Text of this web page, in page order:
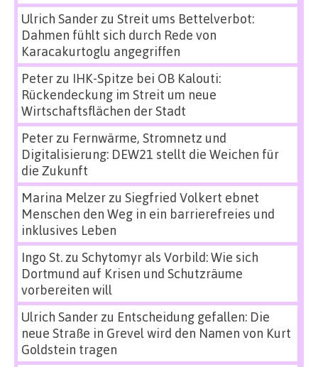
Ulrich Sanderzu Streit ums Bettelverbot:
Dahmen fühlt sich durch Rede von
Karacakurtoglu angegriffen
Peterzu IHK-Spitze bei OB Kalouti:
Rückendeckung im Streit um neue
Wirtschaftsflächen der Stadt
Peterzu Fernwärme, Stromnetz und
Digitalisierung: DEW21 stellt die Weichen für
die Zukunft
Marina Melzerzu Siegfried Volkert ebnet
Menschen den Weg in ein barrierefreies und
inklusives Leben
Ingo St.zu Schytomyr als Vorbild: Wie sich
Dortmund auf Krisen und Schutzräume
vorbereiten will
Ulrich Sanderzu Entscheidung gefallen: Die
neue Straße in Grevel wird den Namen von Kurt
Goldstein tragen